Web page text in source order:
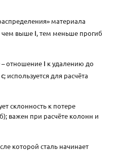
материала
чем выше I, тем меньше прогиб
– отношение I к удалению до
c; используется для расчёта
склонность к потере
важен при расчёте колонн и
которой сталь начинает